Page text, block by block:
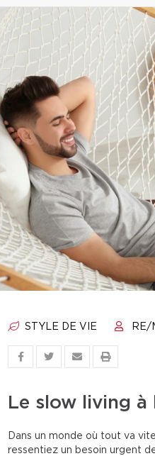
STYLE DE VIE RE/
Le slow living
Dans un monde où tout va
ressentiez un besoin urgent